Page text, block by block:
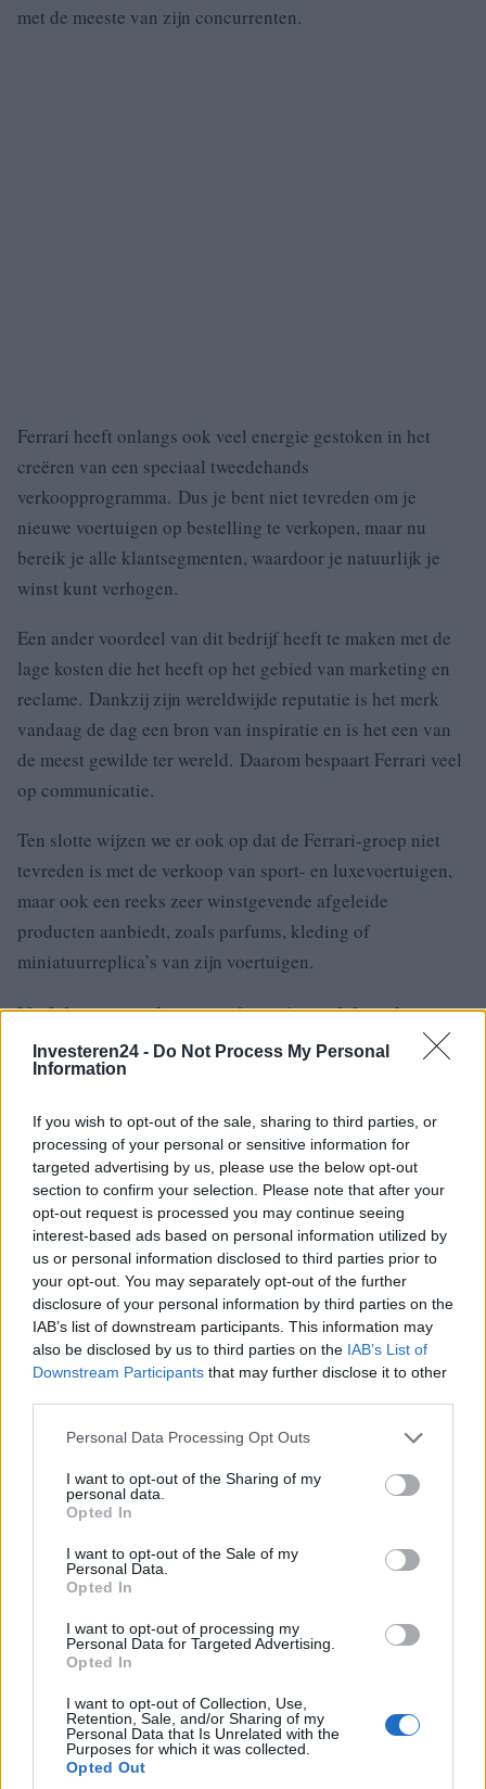
Investeren24 - Do Not Process My Personal
Information
If you wish to opt-out of the sale, sharing to third parties, or
processing of your personal or sensitive information for
targeted advertising by us, please use the below opt-out
section to confirm your selection. Please note that after your
opt-out request is processed you may continue seeing
interest-based ads based on personal information utilized by
us or personal information disclosed to third parties prior to
your opt-out. You may separately opt-out of the further
disclosure of your personal information by third parties on the
IAB’s list of downstream participants. This information may
also be disclosed by us to third parties on the IAB’s List of
Downstream Participants that may further disclose it to other
Please note that this website/app uses one or more Google
not limited to your visit or usage behaviour. You may click to
grant or deny consent to Google and its third-party tags to
use your data for below specified purposes in below Google
consent section.
Personal Data Processing Opt Outs
I want to opt-out of the Sharing of my
personal data.
Opted In
I want to opt-out of the Sale of my
Personal Data.
Opted In
I want to opt-out of processing my
Personal Data for Targeted Advertising.
Opted In
I want to opt-out of Collection, Use,
Retention, Sale, and/or Sharing of my
Personal Data that Is Unrelated with the
Purposes for which it was collected.
Opted Out
met de meeste van zijn concurrenten.
Ferrari heeft onlangs ook veel energie gestoken in het
creëren van een speciaal tweedehands
verkoopprogramma. Dus je bent niet tevreden om je
nieuwe voertuigen op bestelling te verkopen, maar nu
bereik je alle klantsegmenten, waardoor je natuurlijk je
winst kunt verhogen.
Een ander voordeel van dit bedrijf heeft te maken met de
lage kosten die het heeft op het gebied van marketing en
reclame. Dankzij zijn wereldwijde reputatie is het merk
vandaag de dag een bron van inspiratie en is het een van
de meest gewilde ter wereld. Daarom bespaart Ferrari veel
op communicatie.
Ten slotte wijzen we er ook op dat de Ferrari-groep niet
tevreden is met de verkoop van sport- en luxevoertuigen,
maar ook een reeks zeer winstgevende afgeleide
producten aanbiedt, zoals parfums, kleding of
miniatuurreplica’s van zijn voertuigen.
Nadelen en zwaktes van ferrari-aandelen als
beursgenoteerd actief
Nu u de belangrijkste voordelen van de Ferrari-groep kent,
waardoor u uw mening kunt matigen bij het analyseren
van dit aandeel.
Ten eerste kunnen we vaststellen dat het douanebeleid van
sommige landen de verkoop van Ferrari in sommige
regio’s van de wereld aanzienlijk vertraagt. De
complexiteit van de procedures voor de invoer van deze
voertuigen heeft de neiging om de processen te verlengen
en dit kan ertoe leiden dat sommige kopers zich
terugtrekken.
Ferrari heeft ook te maken met steeds veeleisendere en
nauwgezette verwachtingen van zijn klanten, maar de
groep kan niet altijd aan deze eisen voldoen.
Ten slotte blijft concurrentie een ernstig nadeel voor het
bedrijf, omdat tegenstanders harder werken om er
marktaandeel aan te ontfutselen.
Voorspellingen doen voor het aandeel Ferrari
Om de prijs van Ferrari-aandelen te voorspellen, zet u
gewoon in op de juiste indicatoren en volgt u de
gebeurtenissen die een directe impact hebben op deze